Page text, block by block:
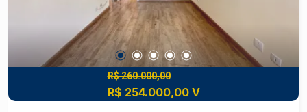
R$ 260.000,00
R$ 254.000,00 V